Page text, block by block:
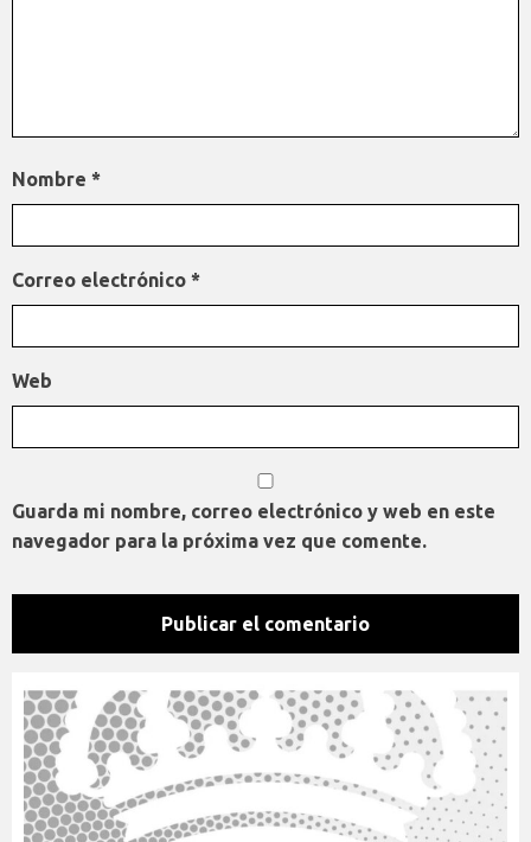
Nombre *
Correo electrónico *
Web
Guarda mi nombre, correo electrónico y web en este
navegador para la próxima vez que comente.